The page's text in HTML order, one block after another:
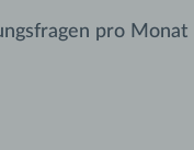
pro Monat